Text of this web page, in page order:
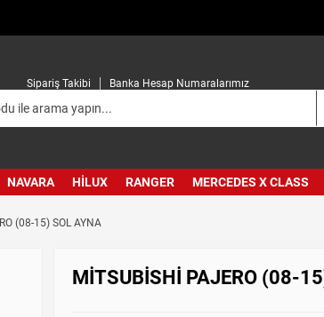
Sipariş Takibi Banka Hesap Numaralarımız
NAVARA HILUX RANGER MERCEDES X CLASS
(08-15) SOL AYNA
MİTSUBİSHİ PAJERO (08-